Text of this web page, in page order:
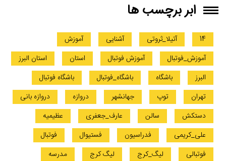
ابر برچسب ها
14 آتیلا_ثروتی آشنایی
آموزش
آموزش_فوتبال
آموزش فوتبال استان
استان البرز
البرز
باشگاه باشگاه_فوتبال
باشگاه فوتبال
تهران
توپ جهانشهر دروازه
دروازه بانی
دستکش
سالن عارف_جعفری
عظیمیه
علی_کریمی
فدراسیون فستیوال
فوتبال
فوتبالی
لیگ_کرج لیگ کرج
مدرسه